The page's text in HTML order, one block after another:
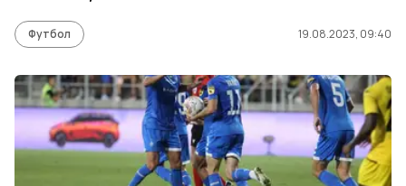
Футбол 19.08.2023, 09:40